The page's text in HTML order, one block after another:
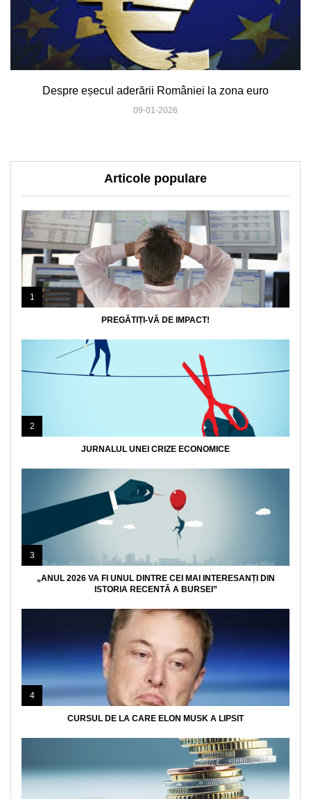
Despre eșecul aderării României la zona euro
09-01-2026
Articole populare
1
PREGĂTIȚI-VĂ DE IMPACT!
2
JURNALUL UNEI CRIZE ECONOMICE
3
„ANUL 2026 VA FI UNUL DINTRE CEI MAI INTERESANȚI DIN
ISTORIA RECENTĂ A BURSEI”
4
CURSUL DE LA CARE ELON MUSK A LIPSIT